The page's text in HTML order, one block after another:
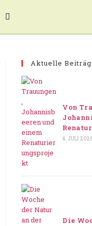
Aktuelle
Von
4. JULI
Die